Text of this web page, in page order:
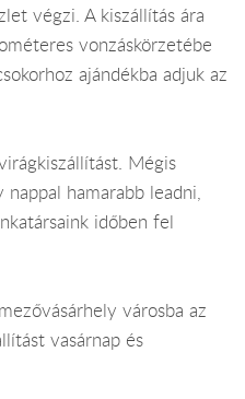
végzi. A kiszállítás ára
vonzáskörzetébe
ajándékba adjuk az
Mégis
hamarabb leadni,
időben fel
városba az
vasárnap és